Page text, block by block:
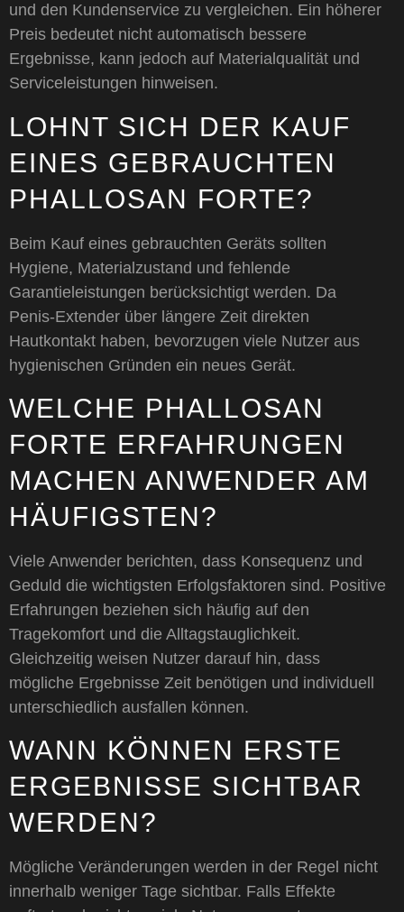
und den Kundenservice zu vergleichen. Ein höherer
Preis bedeutet nicht automatisch bessere
Ergebnisse, kann jedoch auf Materialqualität und
Serviceleistungen hinweisen.
LOHNT SICH DER KAUF
EINES GEBRAUCHTEN
PHALLOSAN FORTE?
Beim Kauf eines gebrauchten Geräts sollten
Hygiene, Materialzustand und fehlende
Garantieleistungen berücksichtigt werden. Da
Penis-Extender über längere Zeit direkten
Hautkontakt haben, bevorzugen viele Nutzer aus
hygienischen Gründen ein neues Gerät.
WELCHE PHALLOSAN
FORTE ERFAHRUNGEN
MACHEN ANWENDER AM
HÄUFIGSTEN?
Viele Anwender berichten, dass Konsequenz und
Geduld die wichtigsten Erfolgsfaktoren sind. Positive
Erfahrungen beziehen sich häufig auf den
Tragekomfort und die Alltagstauglichkeit.
Gleichzeitig weisen Nutzer darauf hin, dass
mögliche Ergebnisse Zeit benötigen und individuell
unterschiedlich ausfallen können.
WANN KÖNNEN ERSTE
ERGEBNISSE SICHTBAR
WERDEN?
Mögliche Veränderungen werden in der Regel nicht
innerhalb weniger Tage sichtbar. Falls Effekte